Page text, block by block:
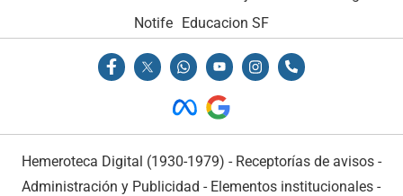
Notife
Educacion SF
Hemeroteca Digital (1930-1979) - Receptorías de avisos -
Administración y Publicidad - Elementos institucionales -